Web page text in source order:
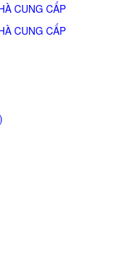
CUNG CẤP
CUNG CẤP